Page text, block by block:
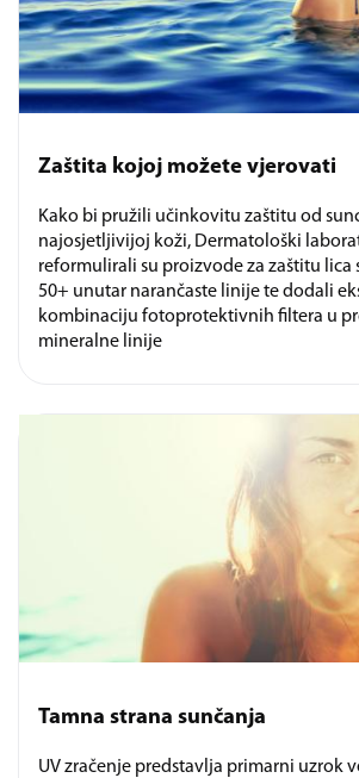
Zaštita kojoj možete vjerovati
Kako bi pružili učinkovitu zaštitu od
najosjetljivijoj koži, Dermatološki
reformulirali su proizvode za zaštitu lica
50+ unutar narančaste linije te dodali
kombinaciju fotoprotektivnih filtera u
mineralne linije
Tamna strana sunčanja
UV zračenje predstavlja primarni uzrok